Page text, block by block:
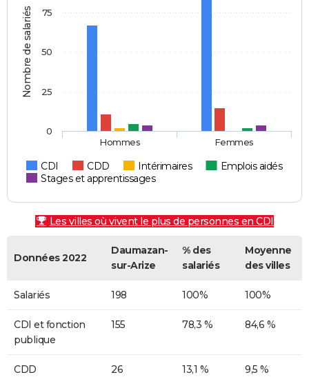
Nombre de salariés
CDI CDD Intérimaires
Emplois aidés
Stages et apprentissages
Hommes Femmes
0
25
50
75
Les villes où vivent le plus de personnes en CDI
Données 2022
Daumazan-
sur-Arize
% des
salariés
Moyenne
des villes
Salariés 198 100% 100%
CDI et fonction
publique
155 78,3 % 84,6 %
CDD 26 13,1 % 9,5 %